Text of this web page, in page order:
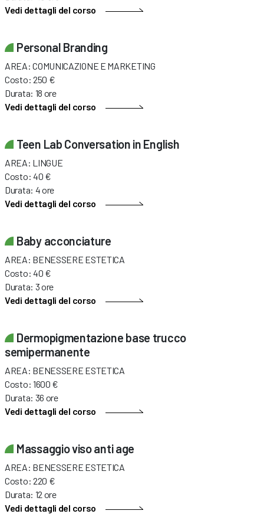
Vedi dettagli del corso
Personal Branding
AREA: COMUNICAZIONE E MARKETING
Costo: 250 €
Durata: 18 ore
Vedi dettagli del corso
Teen Lab Conversation in English
AREA: LINGUE
Costo: 40 €
Durata: 4 ore
Vedi dettagli del corso
Baby acconciature
AREA: BENESSERE ESTETICA
Costo: 40 €
Durata: 3 ore
Vedi dettagli del corso
Dermopigmentazione base trucco
semipermanente
AREA: BENESSERE ESTETICA
Costo: 1600 €
Durata: 36 ore
Vedi dettagli del corso
Massaggio viso anti age
AREA: BENESSERE ESTETICA
Costo: 220 €
Durata: 12 ore
Vedi dettagli del corso